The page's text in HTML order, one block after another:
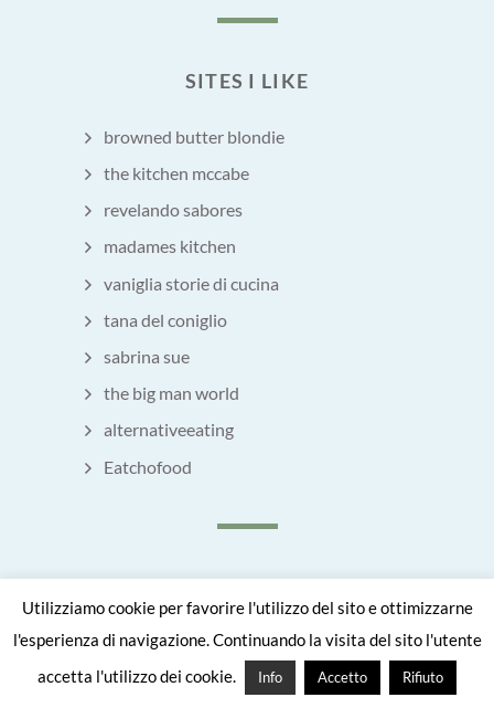
SITES I LIKE
browned butter blondie
the kitchen mccabe
revelando sabores
madames kitchen
vaniglia storie di cucina
tana del coniglio
sabrina sue
the big man world
alternativeeating
Eatchofood
HO PARTECIPATO CON UNA
MIA RICETTA A QUESTO LIBRO
Utilizziamo cookie per favorire l'utilizzo del sito e ottimizzarne
l'esperienza di navigazione. Continuando la visita del sito l'utente
accetta l'utilizzo dei cookie.
Info Accetto Rifiuto